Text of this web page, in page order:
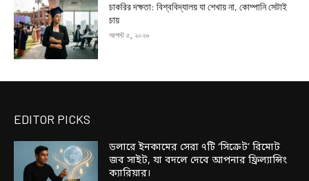
চাকরির দক্ষতা: বিশ্ববিদ্যালয় যা শেখায় না, কোম্পানি সেটাই
চায়
আগস্ট ৫, ২০২৬
EDITOR PICKS
ডলারে ইনকামের সেরা ৭টি ‘সিক্রেট’ রিমোট
জব সাইট, যা বদলে দেবে আপনার ফ্রিল্যান্সিং
ক্যারিয়ার।